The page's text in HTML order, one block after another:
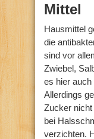
Mittel
Hausmittel
die
sind vor
Zwiebel,
es hier auch
Allerdings
Zucker
bei
verzichten.